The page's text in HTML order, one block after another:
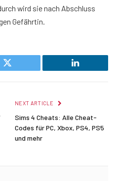
wird sie nach Abschluss
Gefährtin.
Twitter LinkedIn
NEXT ARTICLE
Sims 4 Cheats: Alle Cheat-
Codes für PC, Xbox, PS4, PS5
und mehr